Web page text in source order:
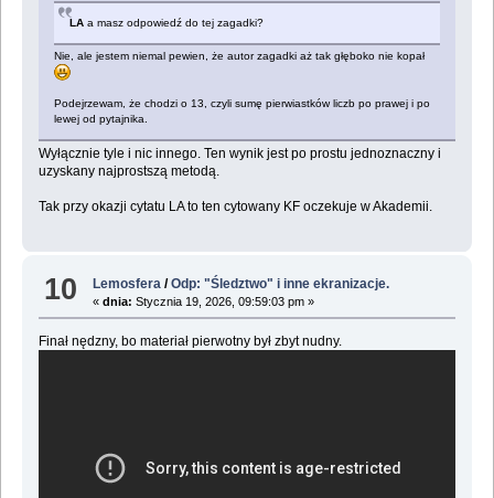
LA a masz odpowiedź do tej zagadki?
Nie, ale jestem niemal pewien, że autor zagadki aż tak głęboko nie kopał
Podejrzewam, że chodzi o 13, czyli sumę pierwiastków liczb po prawej i po
lewej od pytajnika.
Wyłącznie tyle i nic innego. Ten wynik jest po prostu jednoznaczny i
uzyskany najprostszą metodą.
Tak przy okazji cytatu LA to ten cytowany KF oczekuje w Akademii.
10 Lemosfera /Odp: "Śledztwo" i inne ekranizacje.
«dnia: Stycznia 19, 2026, 09:59:03 pm »
Finał nędzny, bo materiał pierwotny był zbyt nudny.